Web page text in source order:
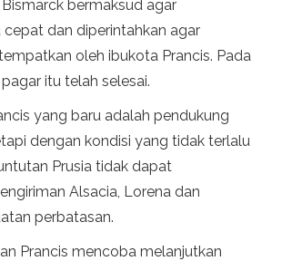
bermaksud agar
cepat dan diperintahkan agar
oleh ibukota Prancis. Pada
itu telah selesai.
yang baru adalah pendukung
dengan kondisi yang tidak terlalu
Prusia tidak dapat
Alsacia, Lorena dan
perbatasan.
Prancis mencoba melanjutkan